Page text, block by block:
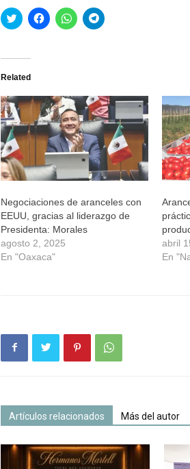
Haz
clic
Twitter
abre
una
ventana
nueva)
Haz
clic
una
ventana
nueva)
Haz
clic
una
ventana
nueva)
Haz
clic
una
ventana
nueva)
Related
Negociaciones de aranceles con
EEUU, gracias al liderazgo de
Presidenta: Morales
agosto 2, 2025
En "Oaxaca"
abril
En
Artículos relacionados Más del autor